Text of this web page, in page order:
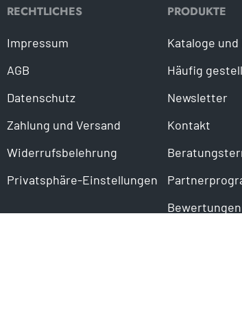
RECHTLICHES
Impressum
AGB
Datenschutz
Zahlung und Versand
Widerrufsbelehrung
Privatsphäre-Einstellungen
PRODUKTE
Kataloge
Häufig
Newsletter
Kontakt
Bewertungen